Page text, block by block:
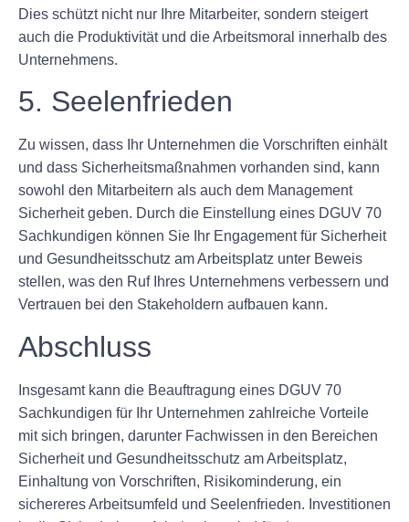
Dies schützt nicht nur Ihre Mitarbeiter, sondern steigert
auch die Produktivität und die Arbeitsmoral innerhalb des
Unternehmens.
5. Seelenfrieden
Zu wissen, dass Ihr Unternehmen die Vorschriften einhält
und dass Sicherheitsmaßnahmen vorhanden sind, kann
sowohl den Mitarbeitern als auch dem Management
Sicherheit geben. Durch die Einstellung eines DGUV 70
Sachkundigen können Sie Ihr Engagement für Sicherheit
und Gesundheitsschutz am Arbeitsplatz unter Beweis
stellen, was den Ruf Ihres Unternehmens verbessern und
Vertrauen bei den Stakeholdern aufbauen kann.
Abschluss
Insgesamt kann die Beauftragung eines DGUV 70
Sachkundigen für Ihr Unternehmen zahlreiche Vorteile
mit sich bringen, darunter Fachwissen in den Bereichen
Sicherheit und Gesundheitsschutz am Arbeitsplatz,
Einhaltung von Vorschriften, Risikominderung, ein
sichereres Arbeitsumfeld und Seelenfrieden. Investitionen